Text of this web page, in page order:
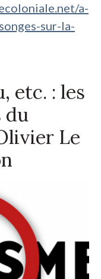
a-
sur-la-
etc. : les
du
Le